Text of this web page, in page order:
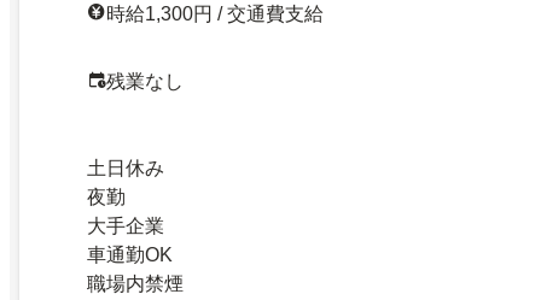
時給1,300円 / 交通費支給
残業なし
土日休み
夜勤
大手企業
車通勤OK
職場内禁煙